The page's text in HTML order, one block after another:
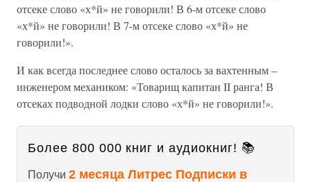
отсеке слово «х*й» не говорили! В 6-м отсеке слово
«х*й» не говорили! В 7-м отсеке слово «х*й» не
говорили!».
И как всегда последнее слово осталось за вахтенным –
инженером механиком: «Товарищ капитан II ранга! В
отсеках подводной лодки слово «х*й» не говорили!».
Более 800 000 книг и аудиокниг! 📚
Получи 2 месяца Литрес Подписки в